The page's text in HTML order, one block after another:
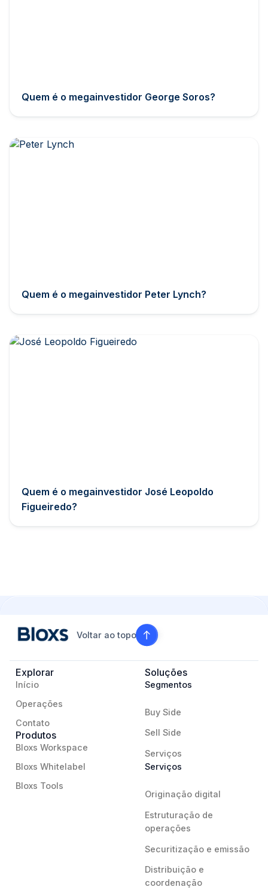
Quem é o megainvestidor George Soros?
Quem é o megainvestidor Peter Lynch?
Quem é o megainvestidor José Leopoldo
Figueiredo?
Voltar ao topo
Explorar
Início
Operações
Contato
Produtos
Bloxs Workspace
Bloxs Whitelabel
Bloxs Tools
Soluções
Segmentos
Buy Side
Sell Side
Serviços
Serviços
Originação digital
Estruturação de
operações
Securitização e emissão
Distribuição e
coordenação